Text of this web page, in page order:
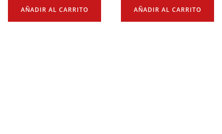
AÑADIR AL CARRITO AÑADIR AL CARRITO